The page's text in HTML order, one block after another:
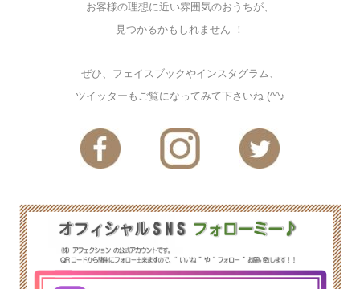
お客様の理想に近い雰囲気のおうちが、
見つかるかもしれません ！
ぜひ、フェイスブックやインスタグラム、
ツイッターもご覧になってみて下さいね (^^♪